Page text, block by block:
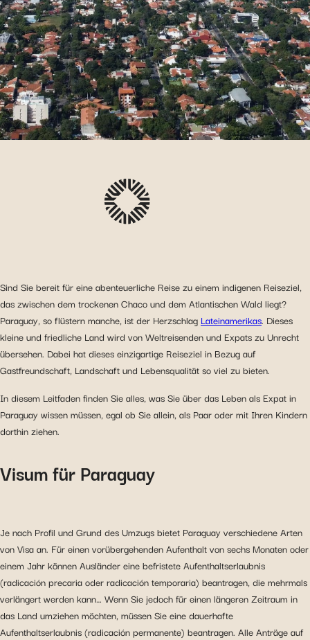
Sind Sie bereit für eine abenteuerliche Reise zu einem indigenen Reiseziel,
das zwischen dem trockenen Chaco und dem Atlantischen Wald liegt?
Paraguay, so flüstern manche, ist der Herzschlag Lateinamerikas. Dieses
kleine und friedliche Land wird von Weltreisenden und Expats zu Unrecht
übersehen. Dabei hat dieses einzigartige Reiseziel in Bezug auf
Gastfreundschaft, Landschaft und Lebensqualität so viel zu bieten.
In diesem Leitfaden finden Sie alles, was Sie über das Leben als Expat in
Paraguay wissen müssen, egal ob Sie allein, als Paar oder mit Ihren Kindern
dorthin ziehen.
Visum für Paraguay
Je nach Profil und Grund des Umzugs bietet Paraguay verschiedene Arten
von Visa an. Für einen vorübergehenden Aufenthalt von sechs Monaten oder
einem Jahr können Ausländer eine befristete Aufenthaltserlaubnis
(radicación precaria oder radicación temporaria) beantragen, die mehrmals
verlängert werden kann… Wenn Sie jedoch für einen längeren Zeitraum in
das Land umziehen möchten, müssen Sie eine dauerhafte
Aufenthaltserlaubnis (radicación permanente) beantragen. Alle Anträge auf